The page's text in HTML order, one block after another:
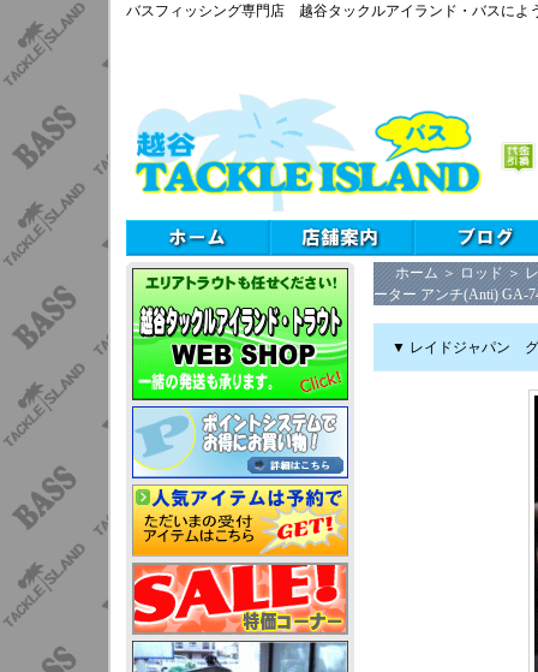
バスフィッシング専門店 越谷タックルアイランド・バスによ
ホーム ＞ ロッド ＞
ーター アンチ(Anti)
▼ レイドジャパン グ